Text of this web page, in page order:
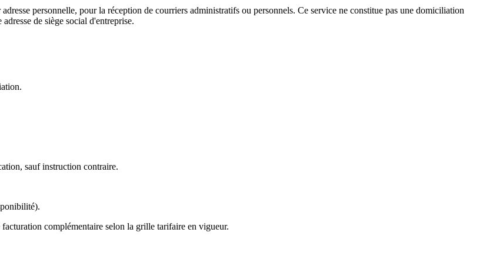
personnelle, pour la réception de courriers administratifs ou personnels. Ce service ne constitue pas une domiciliation
de siège social d'entreprise.
sauf instruction contraire.
complémentaire selon la grille tarifaire en vigueur.